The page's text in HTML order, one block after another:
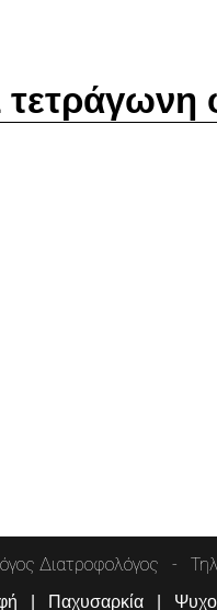
Διατροφολόγος
Παχυσαρκία